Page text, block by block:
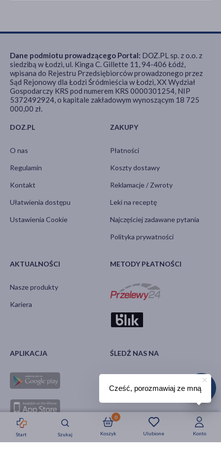
Strefa okazji Nowości Krótkie daty
Start Szukaj Ulubione
Koszyk
0
Konto
DOZ.PL
O nas
Regulamin
Kontakt
Ułatwienia dostępu
Ustawienia Cookie
ZAKUPY
Płatności
Koszty dostawy
Reklamacje / Zwroty
Leki na receptę
Najczęściej zadawane pytania
Polityka prywatności
AKTUALNOŚCI
Nasze produkty
Kariera
METODY PŁATNOŚCI
APLIKACJA ŚLEDŹ NAS NA
Dane podmiotu prowadzącego Portal: DOZ.PL sp. z o.o. z
siedzibą w Łodzi, ul. Kinga C. Gillette 11, 94-406 Łódź,
wpisana do Rejestru Przedsiębiorców prowadzonego przez
Sąd Rejonowy dla Łodzi Śródmieścia w Łodzi, XX Wydział
Gospodarczy KRS pod numerem KRS 0000301254, NIP
5372492924, o kapitale zakładowym wynoszącym 18 725
000,00 zł.
Cześć, porozmawiaj ze mną